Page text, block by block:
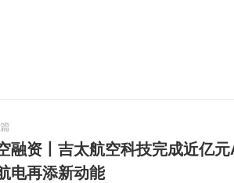
融资丨吉太航空科技完成近亿
电再添新动能